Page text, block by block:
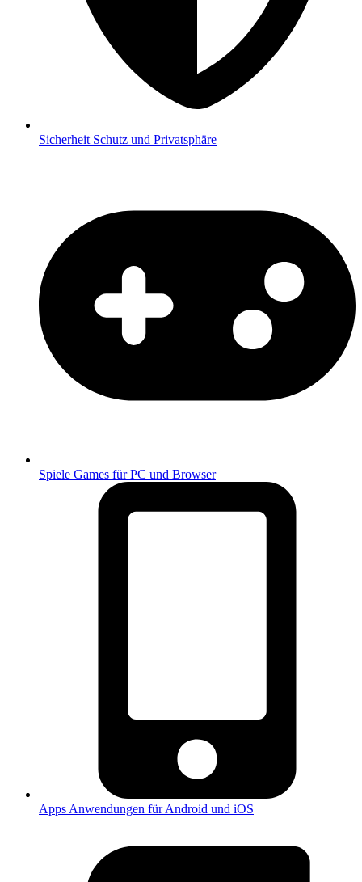
Sicherheit Schutz und Privatsphäre
Spiele Games für PC und Browser
Apps Anwendungen für Android und iOS